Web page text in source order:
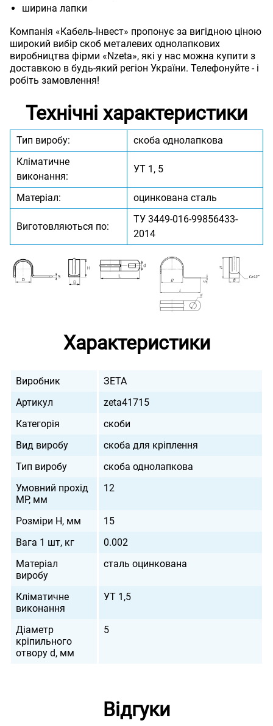
ширина лапки
Компанія «Кабель-Інвест» пропонує за вигідною ціною
широкий вибір скоб металевих однолапкових
виробництва фірми «Nzeta», які у нас можна купити з
доставкою в будь-який регіон України. Телефонуйте - і
робіть замовлення!
Технічні характеристики
Тип виробу:
скоба однолапкова
Кліматичне
виконання:
УТ 1, 5
Матеріал: оцинкована сталь
Виготовляються по:
ТУ 3449-016-99856433-
2014
Характеристики
Виробник
ЗЕТА
Артикул
zeta41715
Категорія
скоби
Вид виробу
скоба для кріплення
Тип виробу
скоба однолапкова
Умовний прохід
МР, мм
12
Розміри H, мм
15
Вага 1 шт, кг
0.002
Матеріал
виробу
сталь оцинкована
Кліматичне
виконання
УТ 1,5
Діаметр
кріпильного
отвору d, мм
5
Відгуки